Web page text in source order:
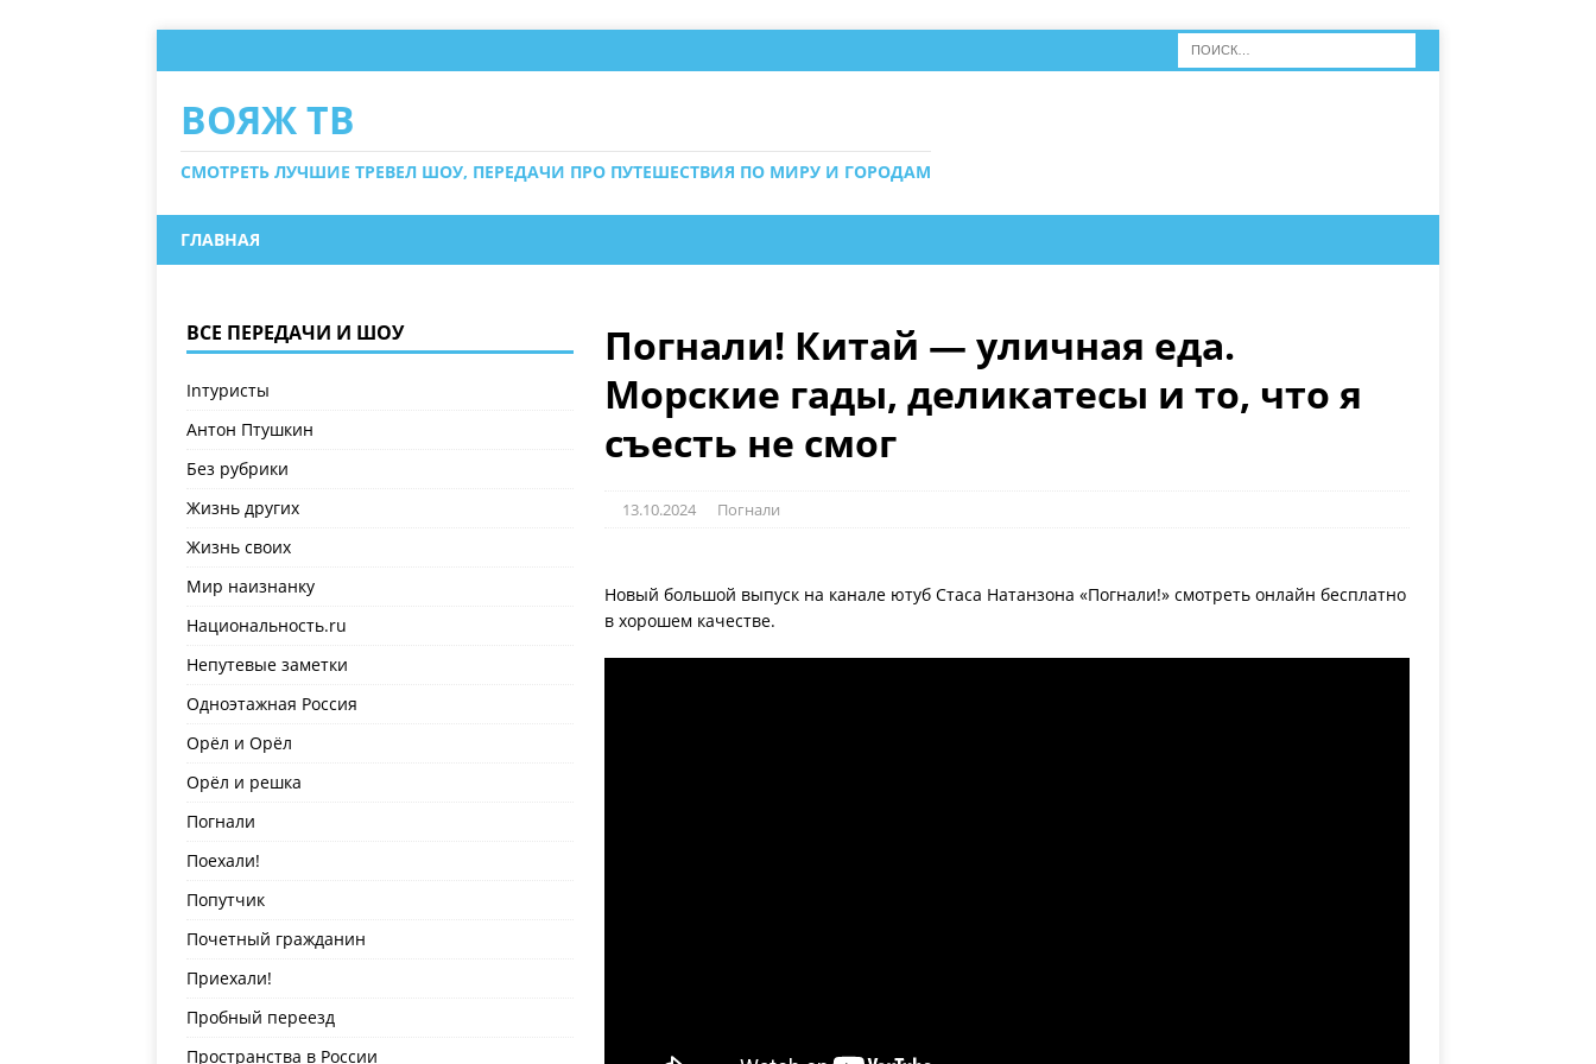
ВОЯЖ ТВ
СМОТРЕТЬ ЛУЧШИЕ ТРЕВЕЛ ШОУ, ПЕРЕДАЧИ ПРО ПУТЕШЕСТВИЯ ПО МИРУ И ГОРОДАМ
ГЛАВНАЯ
Погнали! Китай — уличная еда.
Морские гады, деликатесы и то, что я
съесть не смог
13.10.2024 Погнали
Новый большой выпуск на канале ютуб Стаса Натанзона «Погнали!» смотреть онлайн бесплатно
в хорошем качестве.
ВСЕ ПЕРЕДАЧИ И ШОУ
Inтуристы
Антон Птушкин
Без рубрики
Жизнь других
Жизнь своих
Мир наизнанку
Национальность.ru
Непутевые заметки
Одноэтажная Россия
Орёл и Орёл
Орёл и решка
Погнали
Поехали!
Попутчик
Почетный гражданин
Приехали!
Пробный переезд
Пространства в России